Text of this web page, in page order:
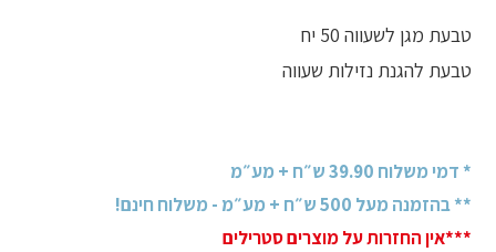
טבעת מגן לשעווה 50 יח
טבעת להגנת נזילות שעווה
* דמי משלוח 39.90 ש״ח + מע״מ
** בהזמנה מעל 500 ש״ח + מע״מ - משלוח חינם!
***אין החזרות על מוצרים סטרילים